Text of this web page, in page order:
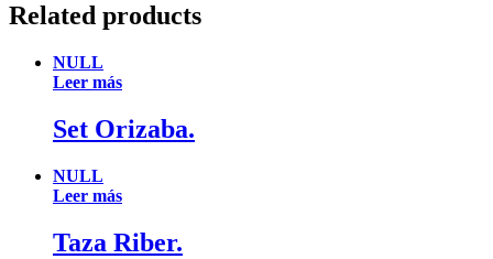
Related products
NULL
Leer más
Set Orizaba.
NULL
Leer más
Taza Riber.